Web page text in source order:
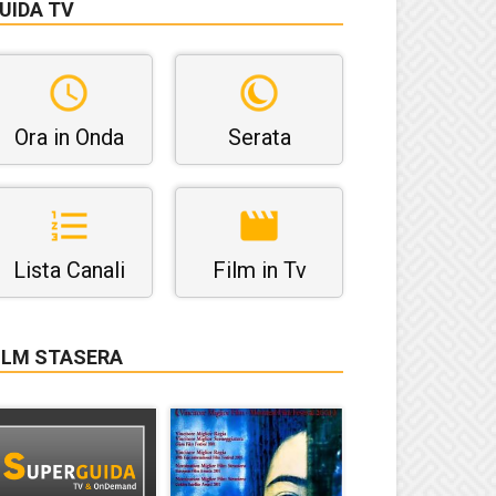
TV
Ora in Onda Serata
Lista Canali Film in Tv
STASERA